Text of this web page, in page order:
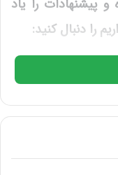
و پیشنهادات را یاد
را دنبال کنید:
کنید:
که تجارت شماست
کنید! معرفی
سریعا به نکات